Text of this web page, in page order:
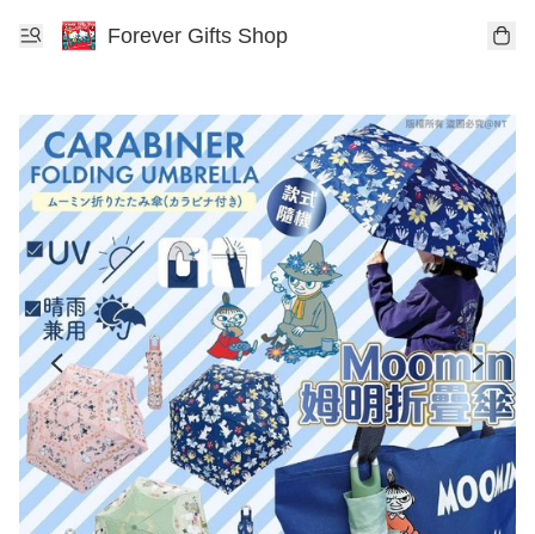
Forever Gifts Shop